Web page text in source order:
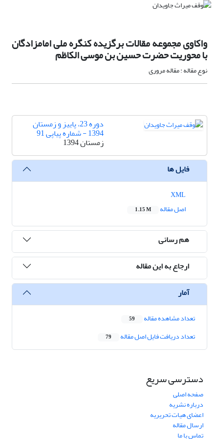
واکاوی مجموعه مقالات برگزیده کنگره ملی امامزادگان
با محوریت حضرت حسین بن موسی الکاظم
نوع مقاله : مقاله مروری
دوره 23، پاییز و زمستان
1394 - شماره پیاپی 91
زمستان 1394
فایل ها
اصل مقاله
1.15 M
هم رسانی
ارجاع به این مقاله
آمار
تعداد مشاهده مقاله 59
تعداد دریافت فایل اصل مقاله 79
دسترسی سریع
صفحه اصلی
درباره نشریه
اعضای هیات تحریریه
ارسال مقاله
تماس با ما